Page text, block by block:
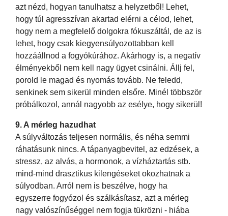
azt nézd, hogyan tanulhatsz a helyzetből! Lehet,
hogy túl agresszívan akartad elérni a célod, lehet,
hogy nem a megfelelő dolgokra fókuszáltál, de az is
lehet, hogy csak kiegyensúlyozottabban kell
hozzáállnod a fogyókúrához. Akárhogy is, a negatív
élményekből nem kell nagy ügyet csinálni. Állj fel,
porold le magad és nyomás tovább. Ne feledd,
senkinek sem sikerül minden elsőre. Minél többször
próbálkozol, annál nagyobb az esélye, hogy sikerül!
9. A mérleg hazudhat
A súlyváltozás teljesen normális, és néha semmi
ráhatásunk nincs. A tápanyagbevitel, az edzések, a
stressz, az alvás, a hormonok, a vízháztartás stb.
mind-mind drasztikus kilengéseket okozhatnak a
súlyodban. Arról nem is beszélve, hogy ha
egyszerre fogyózol és szálkásítasz, azt a mérleg
nagy valószínűséggel nem fogja tükrözni - hiába